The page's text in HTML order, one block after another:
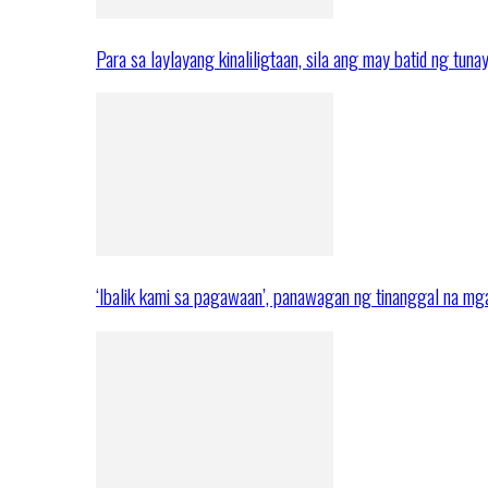
Para sa laylayang kinaliligtaan, sila ang may batid ng
‘Ibalik kami sa pagawaan’, panawagan ng tinanggal na